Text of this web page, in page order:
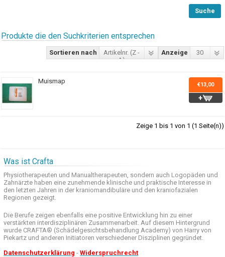
Produkte die den Suchkriterien entsprechen
Anzeige 30
Sortieren nach
Artikelnr. (Z -
A)
Muismap €13,00
Zeige 1 bis 1 von 1 (1 Seite(n))
Was ist Crafta
Physiotherapeuten und Manualtherapeuten, sondern auch Logopäden und
Zahnärzte haben eine zunehmende klinische und praktische Interesse in
den letzten Jahren in der kraniomandibuläre und den kraniofazialen
Regionen gezeigt.
Die Berufe zeigen ebenfalls eine positive Entwicklung hin zu einer
verstärkten interdisziplinären Zusammenarbeit. Auf diesem Hintergrund
wurde CRAFTA® (Schädelgesichtsbehandlung Academy) von Harry von
Piekartz und anderen Initiatoren verschiedener Disziplinen gegründet.
Datenschutzerklärung -Widerspruchrecht